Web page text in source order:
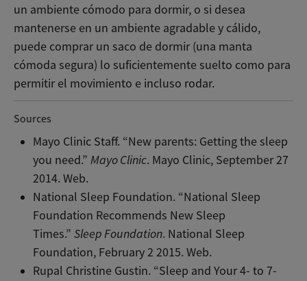
un ambiente cómodo para dormir, o si desea
mantenerse en un ambiente agradable y cálido,
puede comprar un saco de dormir (una manta
cómoda segura) lo suficientemente suelto como para
permitir el movimiento e incluso rodar.
Sources
Mayo Clinic Staff. “New parents: Getting the sleep
you need.”Mayo Clinic. Mayo Clinic, September 27
2014. Web.
National Sleep Foundation. “National Sleep
Foundation Recommends New Sleep
Times.”Sleep Foundation. National Sleep
Foundation, February 2 2015. Web.
Rupal Christine Gustin. “Sleep and Your 4- to 7-